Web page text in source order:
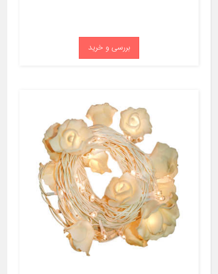
بررسی و خرید